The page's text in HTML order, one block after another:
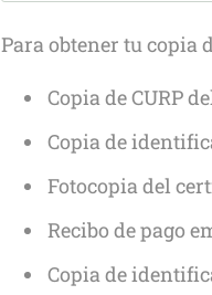
Para obtener tu copia
Copia de CURP
Copia de
Fotocopia del
Recibo de pago
Copia de